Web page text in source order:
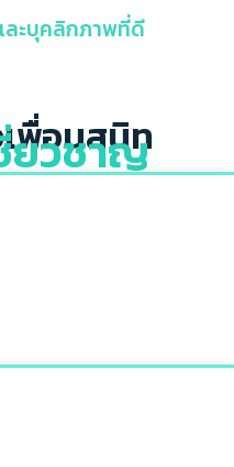
ะบุคลิกภาพที่ดี
พื่อนสนิท
ยวชาญ